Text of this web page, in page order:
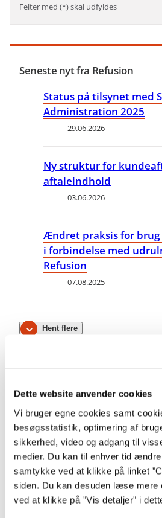
Dette website anvender cookies
Vi bruger egne cookies samt
besøgsstatistik, optimering af
sikkerhed, video og adgang til
medier. Du kan til enhver tid
samtykke ved at klikke på linket
siden. Du kan desuden læse mere
ved at klikke på ”Vis detaljer” i
Felter med (*) skal udfyldes
Seneste nyt fra Refusion
Status på tilsynet med
Administration 2025
29.06.2026
Ny struktur for
aftaleindhold
03.06.2026
Ændret praksis for brug
i forbindelse med
Refusion
07.08.2025
Hent flere
Find fristerne for refusion
Se de vigtige frister for søgning af
områder, som bl.a. omfatter sygdom,